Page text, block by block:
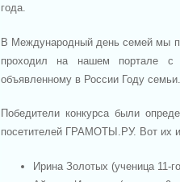
года.
В Международный день семей мы
проходил на нашем портале
объявленному в России Году семьи.
Победители конкурса были
посетителей ГРАМОТЫ.РУ. Вот их
Ирина Золотых (ученица 11-